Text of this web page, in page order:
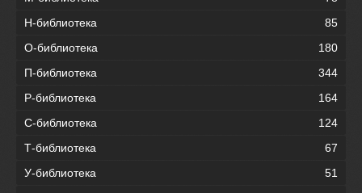
Н-библиотека
85
О-библиотека
180
П-библиотека
344
Р-библиотека
164
С-библиотека
124
Т-библиотека
67
У-библиотека
51